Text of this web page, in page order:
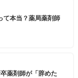
て本当？薬局薬剤師
薬剤師が「辞めた